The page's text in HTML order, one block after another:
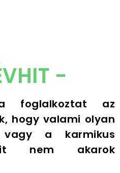
-
foglalkoztat az
hogy valami olyan
a karmikus
nem akarok